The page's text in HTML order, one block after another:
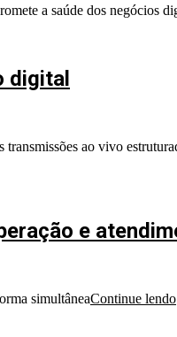
a saúde dos negócios
digital
ao vivo
e
simultâneaContinue lendo